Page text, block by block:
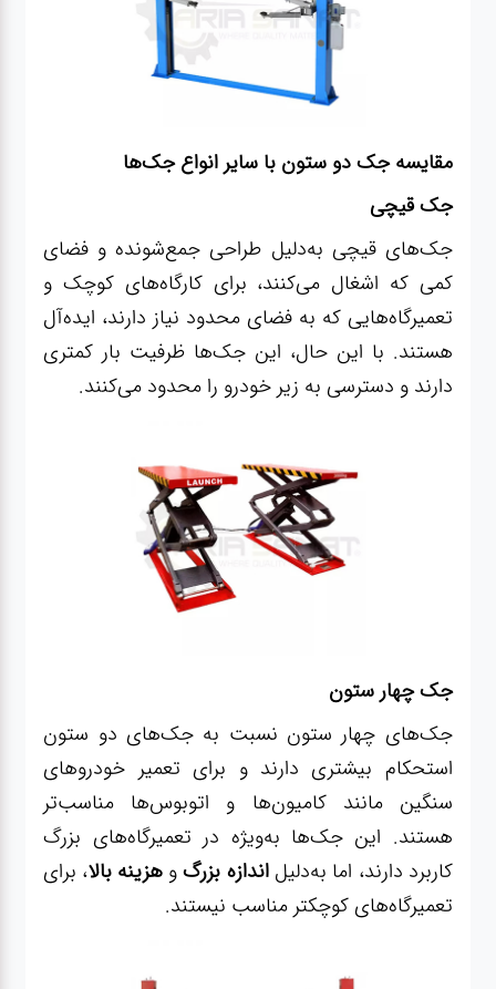
مقایسه جک دو ستون با سایر انواع جک‌ها
جک قیچی
جک‌های قیچی به‌دلیل طراحی جمع‌شونده و فضای
کمی که اشغال می‌کنند، برای کارگاه‌های کوچک و
تعمیرگاه‌هایی که به فضای محدود نیاز دارند، ایده‌آل
هستند. با این حال، این جک‌ها ظرفیت بار کمتری
دارند و دسترسی به زیر خودرو را محدود می‌کنند.
جک چهار ستون
جک‌های چهار ستون نسبت به جک‌های دو ستون
استحکام بیشتری دارند و برای تعمیر خودروهای
سنگین مانند کامیون‌ها و اتوبوس‌ها مناسب‌تر
هستند. این جک‌ها به‌ویژه در تعمیرگاه‌های بزرگ
کاربرد دارند، اما به‌دلیلاندازه بزرگوهزینه بالا، برای
تعمیرگاه‌های کوچکتر مناسب نیستند.